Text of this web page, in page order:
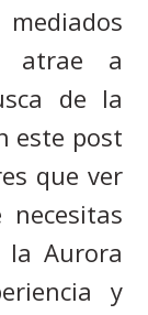
atrae a
de la
este post
que ver
Aurora
y